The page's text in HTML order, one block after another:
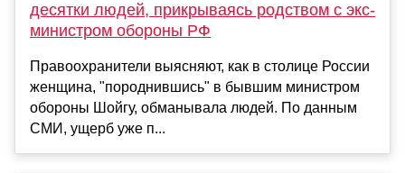
десятки людей, прикрываясь родством с экс-
министром обороны РФ
Правоохранители выясняют, как в столице России
женщина, "породнившись" в бывшим министром
обороны Шойгу, обманывала людей. По данным
СМИ, ущерб уже п...